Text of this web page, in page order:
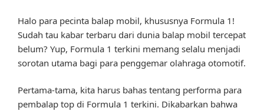
Halo para pecinta balap mobil, khususnya Formula 1!
Sudah tau kabar terbaru dari dunia balap mobil tercepat
belum? Yup, Formula 1 terkini memang selalu menjadi
sorotan utama bagi para penggemar olahraga otomotif.
Pertama-tama, kita harus bahas tentang performa para
pembalap top di Formula 1 terkini. Dikabarkan bahwa